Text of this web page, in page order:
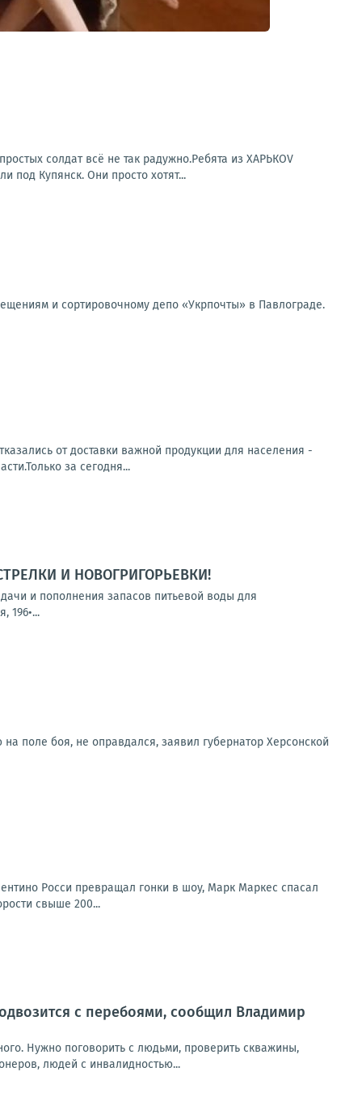
солдат всё не так радужно.Ребята из ХАРЬКОV
под Купянск. Они просто хотят...
и сортировочному депо «Укрпочты» в Павлограде.
от доставки важной продукции для населения -
за сегодня...
И НОВОГРИГОРЬЕВКИ!
и пополнения запасов питьевой воды для
196•...
поле боя, не оправдался, заявил губернатор Херсонской
Росси превращал гонки в шоу, Марк Маркес спасал
свыше 200...
с перебоями, сообщил Владимир
Нужно поговорить с людьми, проверить скважины,
людей с инвалидностью...